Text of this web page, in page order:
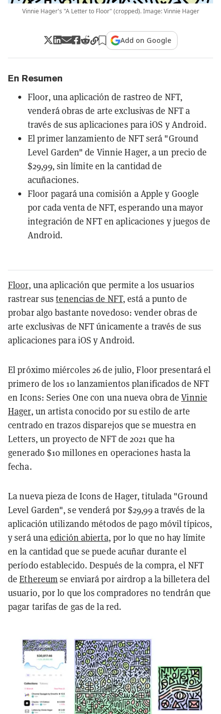
Vinnie Hager's "A Letter to Floor" (cropped). Image: Vinnie Hager
Add on Google
En Resumen
Floor, una aplicación de rastreo de NFT,
venderá obras de arte exclusivas de NFT a
través de sus aplicaciones para iOS y Android.
El primer lanzamiento de NFT será "Ground
Level Garden" de Vinnie Hager, a un precio de
$29,99, sin límite en la cantidad de
acuñaciones.
Floor pagará una comisión a Apple y Google
por cada venta de NFT, esperando una mayor
integración de NFT en aplicaciones y juegos de
Android.
Floor, una aplicación que permite a los usuarios
rastrear sustenencias de NFT, está a punto de
probar algo bastante novedoso: vender obras de
arte exclusivas de NFT únicamente a través de sus
aplicaciones para iOS y Android.
El próximo miércoles 26 de julio, Floor presentará el
primero de los 10 lanzamientos planificados de NFT
en Icons: Series One con una nueva obra deVinnie
Hager, un artista conocido por su estilo de arte
centrado en trazos disparejos que se muestra en
Letters, un proyecto de NFT de 2021 que ha
generado $10 millones en operaciones hasta la
fecha.
La nueva pieza de Icons de Hager, titulada "Ground
Level Garden", se venderá por $29,99 a través de la
aplicación utilizando métodos de pago móvil típicos,
y será unaedición abierta, por lo que no hay límite
en la cantidad que se puede acuñar durante el
período establecido. Después de la compra, el NFT
deEthereumse enviará por airdrop a la billetera del
usuario, por lo que los compradores no tendrán que
pagar tarifas de gas de la red.